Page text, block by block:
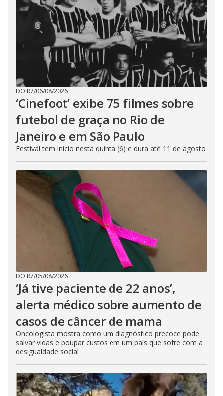
DO R7/06/08/2026
‘Cinefoot’ exibe 75 filmes sobre
futebol de graça no Rio de
Janeiro e em São Paulo
Festival tem início nesta quinta (6) e dura até 11 de agosto
DO R7/05/08/2026
‘Já tive paciente de 22 anos’,
alerta médico sobre aumento de
casos de câncer de mama
Oncologista mostra como um diagnóstico precoce pode
salvar vidas e poupar custos em um país que sofre com a
desigualdade social